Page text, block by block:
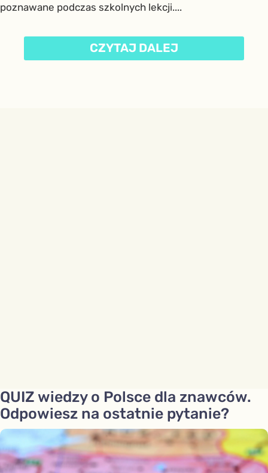
poznawane podczas szkolnych lekcji....
CZYTAJ DALEJ
QUIZ wiedzy o Polsce dla znawców.
Odpowiesz na ostatnie pytanie?